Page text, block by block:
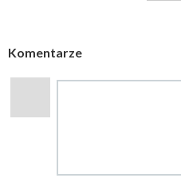
Komentarze